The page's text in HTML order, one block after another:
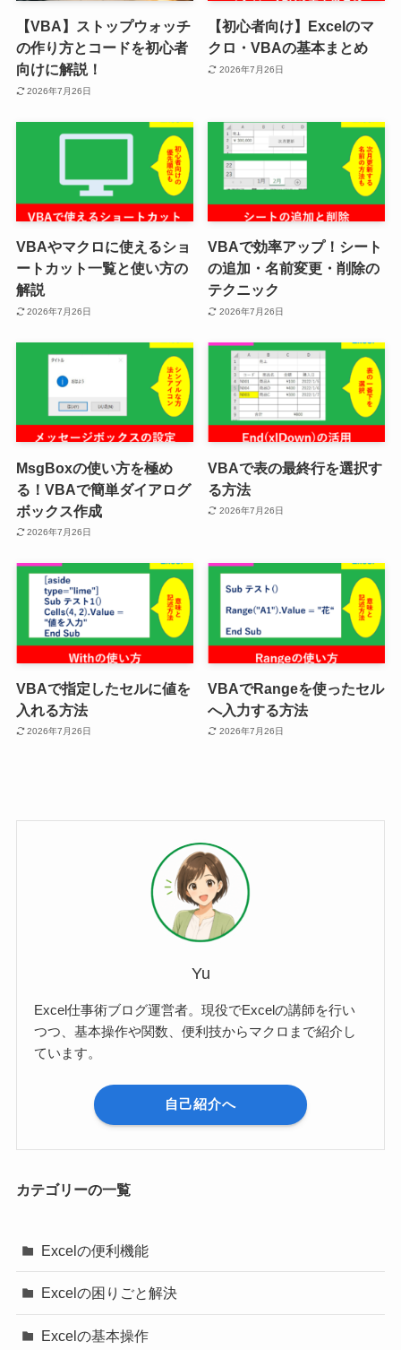
【VBA】ストップウォッチ
の作り方とコードを初心者
向けに解説！
2026年7月26日
【初心者向け】Excelのマ
クロ・VBAの基本まとめ
2026年7月26日
VBAやマクロに使えるショ
ートカット一覧と使い方の
解説
2026年7月26日
VBAで効率アップ！シート
の追加・名前変更・削除の
テクニック
2026年7月26日
MsgBoxの使い方を極め
る！VBAで簡単ダイアログ
ボックス作成
2026年7月26日
VBAで表の最終行を選択す
る方法
2026年7月26日
VBAで指定したセルに値を
入れる方法
2026年7月26日
VBAでRangeを使ったセル
へ入力する方法
2026年7月26日
Yu
Excel仕事術ブログ運営者。現役でExcelの講師を行い
つつ、基本操作や関数、便利技からマクロまで紹介し
ています。
自己紹介へ
カテゴリーの一覧
Excelの便利機能
Excelの困りごと解決
Excelの基本操作